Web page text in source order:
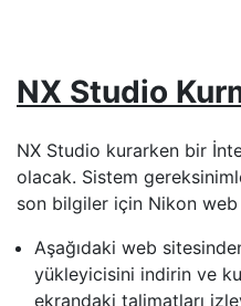
NX Studio
NX Studio kurarken bir
olacak. Sistem
son bilgiler için Nikon
Aşağıdaki web
yükleyicisini indirin ve
ekrandaki talimatları